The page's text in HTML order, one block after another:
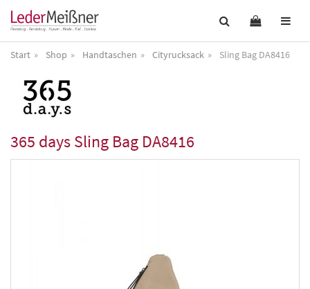
Start Shop Handtaschen Cityrucksack Sling Bag DA8416
365 daysSling Bag DA8416